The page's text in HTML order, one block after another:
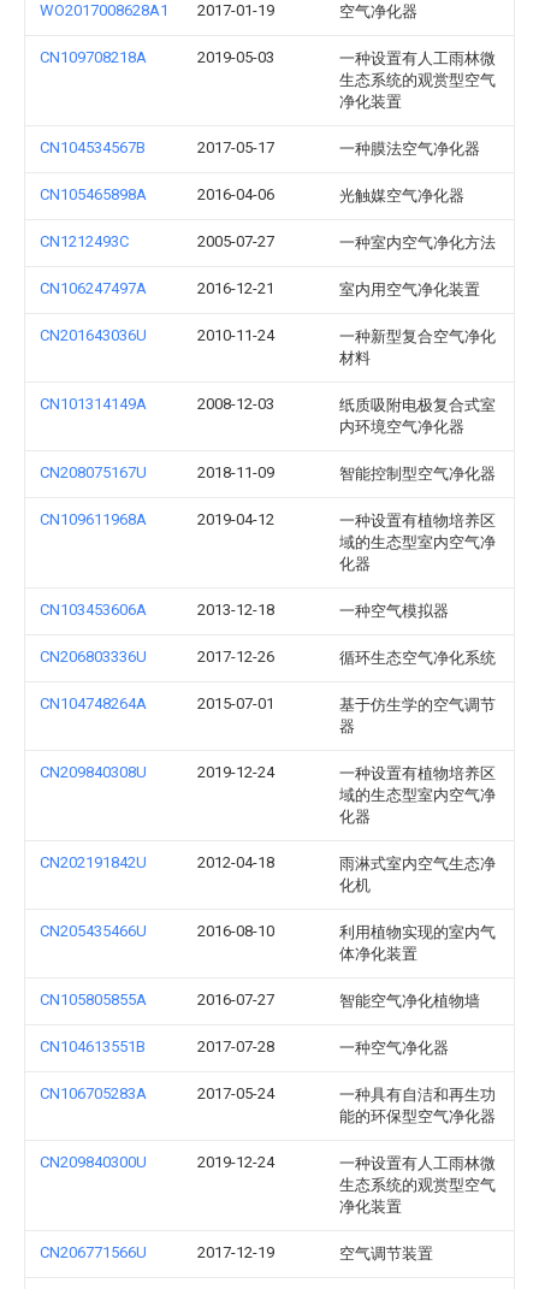
WO2017008628A1 2017-01-19 空气净化器
CN109708218A 2019-05-03
一种设置有人工雨林微
生态系统的观赏型空气
净化装置
CN104534567B 2017-05-17 一种膜法空气净化器
CN105465898A 2016-04-06 光触媒空气净化器
CN1212493C 2005-07-27 一种室内空气净化方法
CN106247497A 2016-12-21 室内用空气净化装置
CN201643036U 2010-11-24
一种新型复合空气净化
材料
CN101314149A 2008-12-03
纸质吸附电极复合式室
内环境空气净化器
CN208075167U 2018-11-09 智能控制型空气净化器
CN109611968A 2019-04-12
一种设置有植物培养区
域的生态型室内空气净
化器
CN103453606A 2013-12-18 一种空气模拟器
CN206803336U 2017-12-26 循环生态空气净化系统
CN104748264A 2015-07-01
基于仿生学的空气调节
器
CN209840308U 2019-12-24
一种设置有植物培养区
域的生态型室内空气净
化器
CN202191842U 2012-04-18
雨淋式室内空气生态净
化机
CN205435466U 2016-08-10
利用植物实现的室内气
体净化装置
CN105805855A 2016-07-27 智能空气净化植物墙
CN104613551B 2017-07-28 一种空气净化器
CN106705283A 2017-05-24
一种具有自洁和再生功
能的环保型空气净化器
CN209840300U 2019-12-24
一种设置有人工雨林微
生态系统的观赏型空气
净化装置
CN206771566U 2017-12-19 空气调节装置